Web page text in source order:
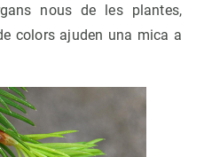
nous de les plantes,
colors ajuden una mica a